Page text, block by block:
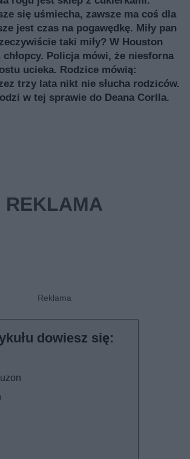
się uśmiecha, zawsze ma coś dla
jest czas na pogawędkę. Miły pan
taki miły? W Houston
Policja mówi, że niesforna
ucieka. Rodzice mówią:
trzy lata nikt nie słucha rodziców.
w tej sprawie do Deana Corlla.